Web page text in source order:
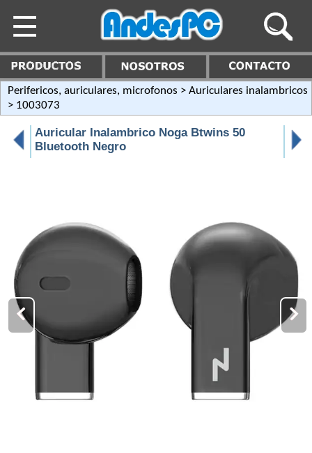
Perifericos, auriculares, microfonos > Auriculares inalambricos
> 1003073
Auricular Inalambrico Noga Btwins 50
Bluetooth Negro